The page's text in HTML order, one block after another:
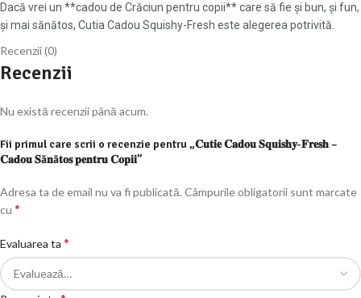
Dacă vrei un **cadou de Crăciun pentru copii** care să fie și bun, și fun,
și mai sănătos, Cutia Cadou Squishy-Fresh este alegerea potrivită.
Recenzii (0)
Recenzii
Nu există recenzii până acum.
Fii primul care scrii o recenzie pentru „𝐂𝐮𝐭𝐢𝐞 𝐂𝐚𝐝𝐨𝐮 𝐒𝐪𝐮𝐢𝐬𝐡𝐲-𝐅𝐫𝐞𝐬𝐡 –
𝐂𝐚𝐝𝐨𝐮 𝐒ă𝐧ă𝐭𝐨𝐬 𝐩𝐞𝐧𝐭𝐫𝐮 𝐂𝐨𝐩𝐢𝐢”
Adresa ta de email nu va fi publicată. Câmpurile obligatorii sunt marcate
cu *
Evaluarea ta *